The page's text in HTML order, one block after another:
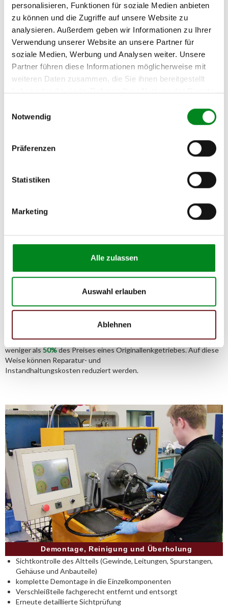
personalisieren, Funktionen für soziale Medien anbieten
zu können und die Zugriffe auf unsere Website zu
analysieren. Außerdem geben wir Informationen zu Ihrer
Verwendung unserer Website an unsere Partner für
soziale Medien, Werbung und Analysen weiter. Unsere
Partner führen diese Informationen möglicherweise mit
weiteren Daten zusammen, die Sie ihnen bereitgestellt
haben oder die sie im Rahmen Ihrer Nutzung der Dienste
Notwendig
Präferenzen
Statistiken
Marketing
Alle zulassen
Auswahl erlauben
Ablehnen
Fahrzeug-Suche für AT-Servopumpen»
Oder einfachim Chat nachfragen.
Hersteller/EU Verantwortliche
Person
Unternehmensname:
Am Wasserturm 55, Coesfeld, NRW, 48653, DE
info@tmc-turbo.de
Aufbereitungsprozess unserer
Lenkgetriebe und Servopumpen
Die Qualität und Lebensdauer eines überholten Lenkgetriebes ist
Durch die Verwendung von Originalteilen und qualitativ
gleichwertigen Teilen beträgt sein Preis jedoch
weniger als50%des Preises eines Originallenkgetriebes. Auf diese
Weise können Reparatur- und
Instandhaltungskosten reduziert werden.
Demontage, Reinigung und Überholung
Sichtkontrolle des Altteils (Gewinde, Leitungen, Spurstangen,
Gehäuse und Anbauteile)
komplette Demontage in die Einzelkomponenten
Verschleißteile fachgerecht entfernt und entsorgt
Erneute detaillierte Sichtprüfung